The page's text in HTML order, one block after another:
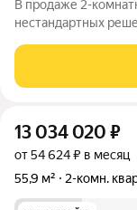
В продаже 2-
нестандартных
Отдельная
13 034 020 ₽
от 54 624 ₽ в месяц
55,9 м²
2-комн.